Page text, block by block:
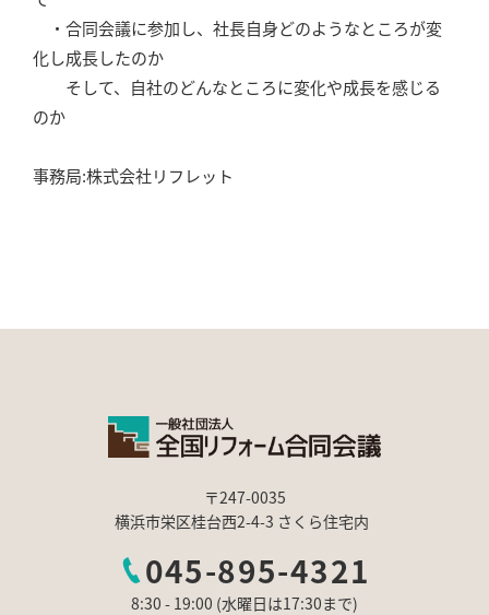
・合同会議に参加し、社長自身どのようなところが変
化し成長したのか
そして、自社のどんなところに変化や成長を感じる
のか
事務局:株式会社リフレット
〒247-0035
横浜市栄区桂台西2-4-3 さくら住宅内
045-895-4321
8:30 - 19:00 (水曜日は17:30まで)